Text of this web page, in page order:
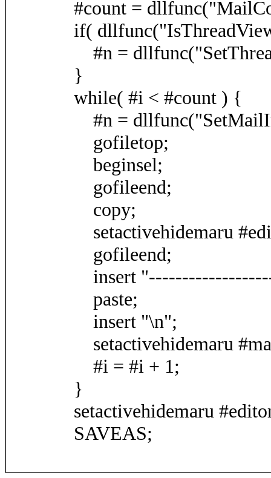
#count =
if(
#n =
}
while( #i < #count ) {
#n =
gofiletop;
beginsel;
gofileend;
copy;
setactivehidemaru
gofileend;
insert
paste;
insert "\n";
setactivehidemaru
#i = #i + 1;
}
setactivehidemaru
SAVEAS;